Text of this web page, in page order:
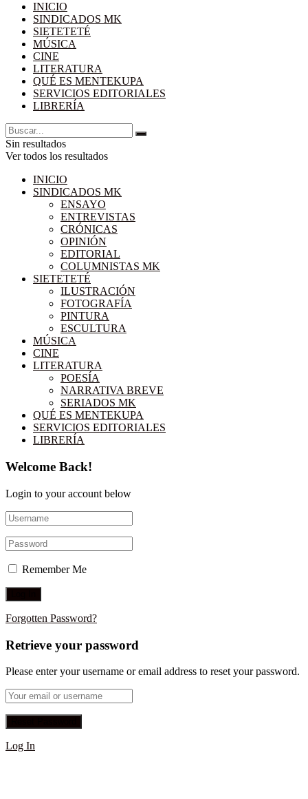
INICIO
SINDICADOS MK
SIETETETÉ
MÚSICA
CINE
LITERATURA
QUÉ ES MENTEKUPA
SERVICIOS EDITORIALES
LIBRERÍA
Sin resultados
Ver todos los resultados
INICIO
SINDICADOS MK
ENSAYO
ENTREVISTAS
CRÓNICAS
OPINIÓN
EDITORIAL
COLUMNISTAS MK
SIETETETÉ
ILUSTRACIÓN
FOTOGRAFÍA
PINTURA
ESCULTURA
MÚSICA
CINE
LITERATURA
POESÍA
NARRATIVA BREVE
SERIADOS MK
QUÉ ES MENTEKUPA
SERVICIOS EDITORIALES
LIBRERÍA
Welcome Back!
Login to your account below
Remember Me
Forgotten Password?
Retrieve your password
Please enter your username or email address to reset your password.
Log In